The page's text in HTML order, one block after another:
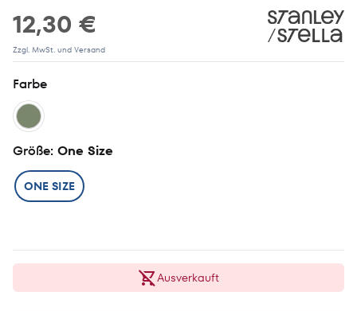
12,30 €
Zzgl. MwSt. und Versand
Farbe
Größe: One Size
ONE SIZE
Ausverkauft